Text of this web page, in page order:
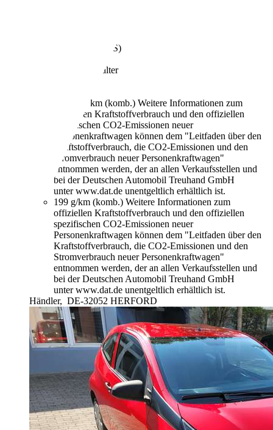
184 kW (250 PS)
2 Fahrzeughalter
7,5 l/100 km (komb.) Weitere Informationen zum
offiziellen Kraftstoffverbrauch und den offiziellen
spezifischen CO2-Emissionen neuer
Personenkraftwagen können dem "Leitfaden über den
Kraftstoffverbrauch, die CO2-Emissionen und den
Stromverbrauch neuer Personenkraftwagen"
entnommen werden, der an allen Verkaufsstellen und
bei der Deutschen Automobil Treuhand GmbH
unter www.dat.de unentgeltlich erhältlich ist.
199 g/km (komb.) Weitere Informationen zum
offiziellen Kraftstoffverbrauch und den offiziellen
spezifischen CO2-Emissionen neuer
Personenkraftwagen können dem "Leitfaden über den
Kraftstoffverbrauch, die CO2-Emissionen und den
Stromverbrauch neuer Personenkraftwagen"
entnommen werden, der an allen Verkaufsstellen und
bei der Deutschen Automobil Treuhand GmbH
unter www.dat.de unentgeltlich erhältlich ist.
Händler, DE-32052 HERFORD